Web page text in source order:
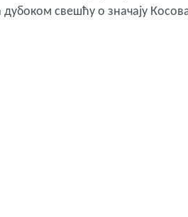
свешћу о значају